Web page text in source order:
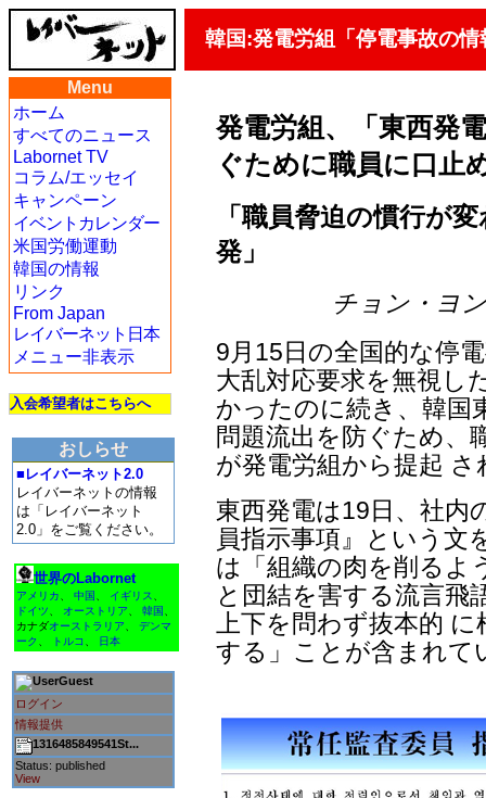
韓国:発電労組「停電事故の
Menu
ホーム
すべてのニュース
Labornet TV
コラム/エッセイ
キャンペーン
イベントカレンダー
米国労働運動
韓国の情報
リンク
From Japan
レイバーネット日本
メニュー非表示
入会希望者はこちらへ
おしらせ
■レイバーネット2.0
レイバーネットの情報
は「レイバーネット
2.0」をご覧ください。
世界のLabornet
アメリカ 中国 イギリス
ドイツ
オーストリア 韓国
カナダオーストラリア
デンマ
ーク
トルコ 日本
Guest
ログイン
情報提供
1316485849541St...
Status: published
View
発電労組、「東西発
ぐために職員に口止
「職員脅迫の慣行が
発」
チョン・ヨ
9月15日の全国的な停
大乱対応要求を無視し
かったのに続き、韓国
問題流出を防ぐため、
が発電労組から提起
東西発電は19日、社内
員指示事項』という文
は「組織の肉を削るよ
と団結を害する流言飛
上下を問わず抜本的
する」ことが含まれて